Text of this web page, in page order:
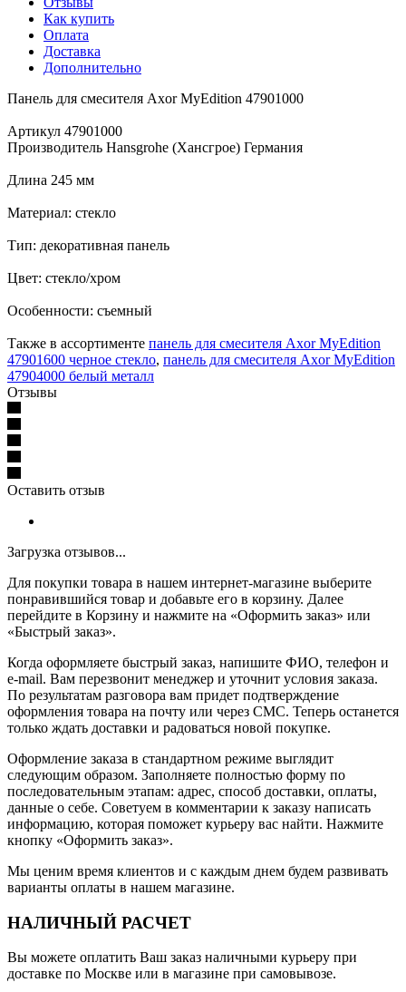
Как купить
Оплата
Доставка
Дополнительно
Панель для смесителя Axor MyEdition 47901000
Артикул 47901000
Производитель Hansgrohe (Хансгрое) Германия
Длина 245 мм
Материал: стекло
Тип: декоративная панель
Цвет: стекло/хром
Особенности: съемный
Также в ассортименте панель для смесителя Axor MyEdition
47901600 черное стекло, панель для смесителя Axor MyEdition
47904000 белый металл
Отзывы
Оставить отзыв
Загрузка отзывов...
Для покупки товара в нашем интернет-магазине выберите
понравившийся товар и добавьте его в корзину. Далее
перейдите в Корзину и нажмите на «Оформить заказ» или
«Быстрый заказ».
Когда оформляете быстрый заказ, напишите ФИО, телефон и
e-mail. Вам перезвонит менеджер и уточнит условия заказа.
По результатам разговора вам придет подтверждение
оформления товара на почту или через СМС. Теперь останется
только ждать доставки и радоваться новой покупке.
Оформление заказа в стандартном режиме выглядит
следующим образом. Заполняете полностью форму по
последовательным этапам: адрес, способ доставки, оплаты,
данные о себе. Советуем в комментарии к заказу написать
информацию, которая поможет курьеру вас найти. Нажмите
кнопку «Оформить заказ».
Мы ценим время клиентов и с каждым днем будем развивать
варианты оплаты в нашем магазине.
НАЛИЧНЫЙ РАСЧЕТ
Вы можете оплатить Ваш заказ наличными курьеру при
доставке по Москве или в магазине при самовывозе.